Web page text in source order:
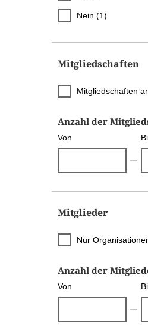
Nein (1)
Mitgliedschaften
Mitgliedschaften
Anzahl der
Von
Mitglieder
Nur
Anzahl der
Von